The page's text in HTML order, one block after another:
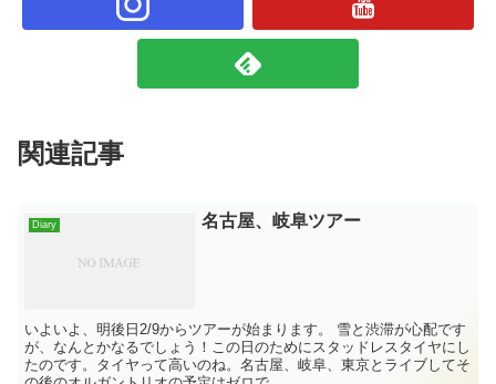
関連記事
Diary 名古屋、岐阜ツアー
いよいよ、明後日2/9からツアーが始まります。 雪と渋滞が心配です
が、なんとかなるでしょう！この日のためにスタッドレスタイヤにし
たのです。タイヤって高いのね。名古屋、岐阜、東京とライブしてそ